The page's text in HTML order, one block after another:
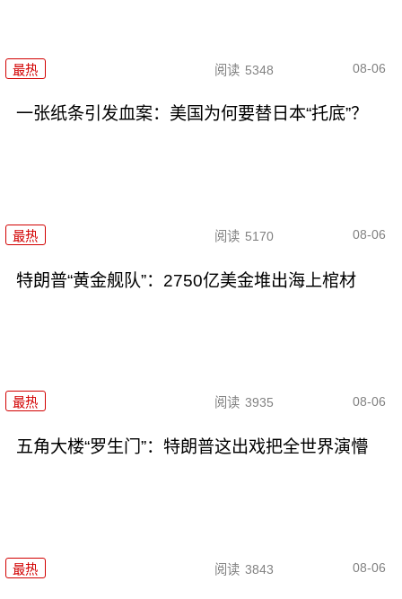
最热 阅读 5348 08-06
一张纸条引发血案：美国为何要替日本“托底”？
最热 阅读 5170 08-06
特朗普“黄金舰队”：2750亿美金堆出海上棺材
最热 阅读 3935 08-06
五角大楼“罗生门”：特朗普这出戏把全世界演懵
最热 阅读 3843 08-06